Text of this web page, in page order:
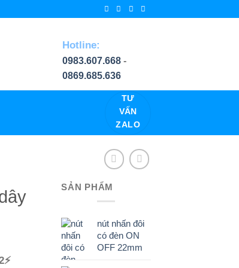
Hotline:
0983.607.668-
0869.685.636
TƯ
VẤN
ZALO
SẢN PHẨM
nút nhấn đôi
có đèn ON
OFF 22mm